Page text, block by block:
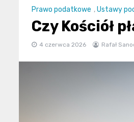
Prawo podatkowe ,Ustawy
Czy Kościół
4 czerwca 2026 Rafał